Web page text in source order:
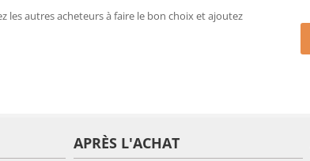
les autres acheteurs à faire le bon choix et ajoutez
APRÈS L'ACHAT